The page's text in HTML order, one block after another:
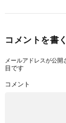
コメントを書く
メールアドレスが公開
目です
コメント